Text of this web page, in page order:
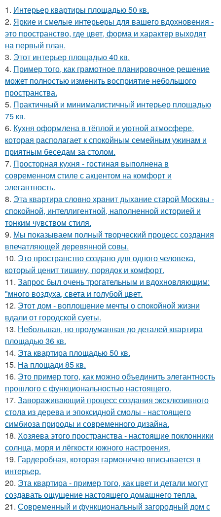
1. Интерьер квартиры площадью 50 кв.
2. Яркие и смелые интерьеры для вашего вдохновения -
это пространство, где цвет, форма и характер выходят
на первый план.
3. Этот интерьер площадью 40 кв.
4. Пример того, как грамотное планировочное решение
может полностью изменить восприятие небольшого
пространства.
5. Практичный и минималистичный интерьер площадью
75 кв.
6. Кухня оформлена в тёплой и уютной атмосфере,
которая располагает к спокойным семейным ужинам и
приятным беседам за столом.
7. Просторная кухня - гостиная выполнена в
современном стиле с акцентом на комфорт и
элегантность.
8. Эта квартира словно хранит дыхание старой Москвы -
спокойной, интеллигентной, наполненной историей и
тонким чувством стиля.
9. Мы показываем полный творческий процесс создания
впечатляющей деревянной совы.
10. Это пространство создано для одного человека,
который ценит тишину, порядок и комфорт.
11. Запрос был очень трогательным и вдохновляющим:
"много воздуха, света и голубой цвет.
12. Этот дом - воплощение мечты о спокойной жизни
вдали от городской суеты.
13. Небольшая, но продуманная до деталей квартира
площадью 36 кв.
14. Эта квартира площадью 50 кв.
15. На площади 85 кв.
16. Это пример того, как можно объединить элегантность
прошлого с функциональностью настоящего.
17. Завораживающий процесс создания эксклюзивного
стола из дерева и эпоксидной смолы - настоящего
симбиоза природы и современного дизайна.
18. Хозяева этого пространства - настоящие поклонники
солнца, моря и лёгкости южного настроения.
19. Гардеробная, которая гармонично вписывается в
интерьер.
20. Эта квартира - пример того, как цвет и детали могут
создавать ощущение настоящего домашнего тепла.
21. Современный и функциональный загородный дом с